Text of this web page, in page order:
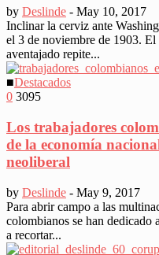
by Deslinde - May 10, 2017
Inclinar la cerviz ante
el 3 de noviembre de 1903.
aventajado repite...
■Destacados
0 3095
Los trabajadores
de la economía
neoliberal
by Deslinde - May 9, 2017
Para abrir campo a las
colombianos se han dedicado
a recortar...